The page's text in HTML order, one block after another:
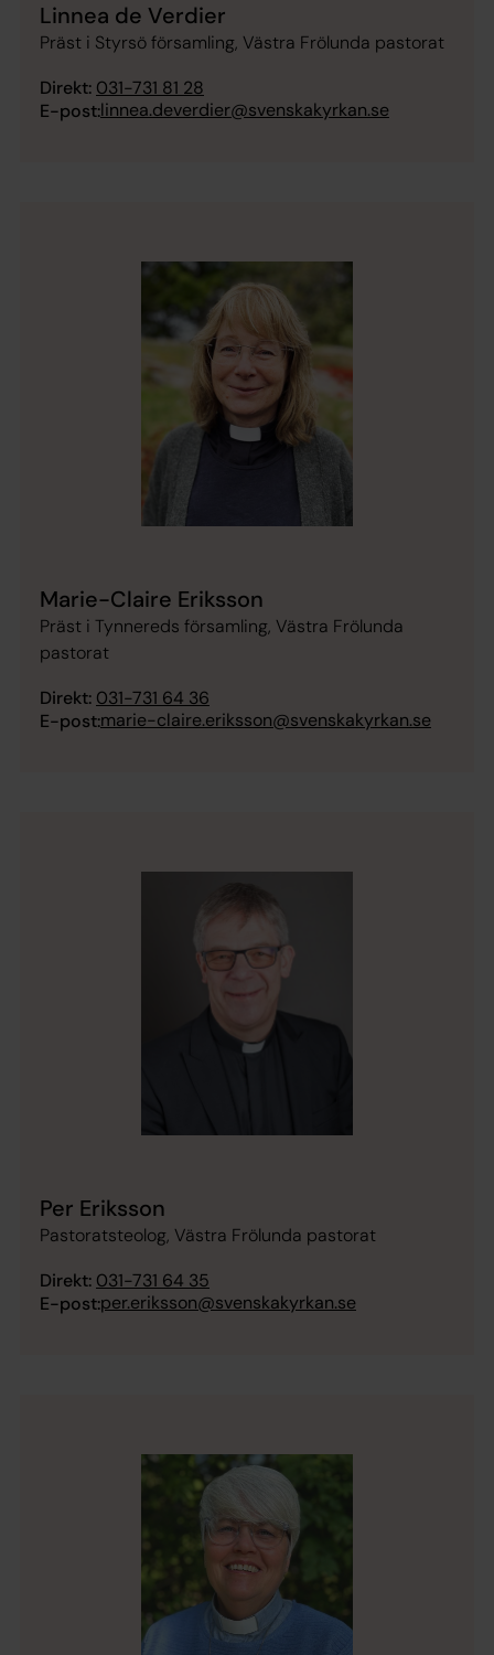
Linnea de Verdier
Präst i Styrsö församling, Västra Frölunda pastorat
Direkt: 031-731 81 28
E-post:linnea.deverdier@svenskakyrkan.se
Marie-Claire Eriksson
Präst i Tynnereds församling, Västra Frölunda
pastorat
Direkt: 031-731 64 36
E-post:marie-claire.eriksson@svenskakyrkan.se
Per Eriksson
Pastoratsteolog, Västra Frölunda pastorat
Direkt: 031-731 64 35
E-post:per.eriksson@svenskakyrkan.se